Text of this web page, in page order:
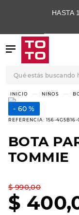
HASTA
NIÑOS
60 %
REFERENCIA: 156-4G5B16-
BOTA
TOMMIE
$ 990,00
$ 400,